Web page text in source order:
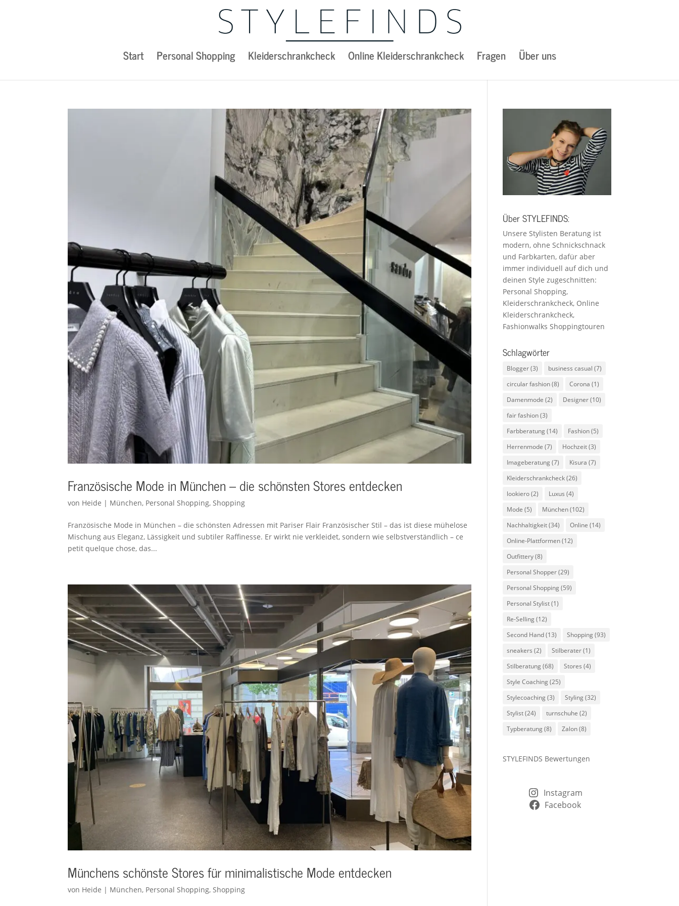
Start Personal Shopping Kleiderschrankcheck Online Kleiderschrankcheck Fragen Über uns
Französische Mode in München – die schönsten Stores entdecken
von Heide | München, Personal Shopping, Shopping
Französische Mode in München – die schönsten Adressen mit Pariser Flair Französischer Stil – das ist diese mühelose
Mischung aus Eleganz, Lässigkeit und subtiler Raffinesse. Er wirkt nie verkleidet, sondern wie selbstverständlich – ce
petit quelque chose, das...
Münchens schönste Stores für minimalistische Mode entdecken
von Heide | München, Personal Shopping,Shopping
Über STYLEFINDS:
Unsere Stylisten Beratung ist
modern, ohne Schnickschnack
und Farbkarten, dafür aber
immer individuell auf dich und
deinen Style zugeschnitten:
Personal Shopping,
Kleiderschrankcheck, Online
Kleiderschrankcheck,
Fashionwalks Shoppingtouren
Schlagwörter
Blogger(3) business casual (7)
circular fashion(8) Corona (1)
Damenmode (2) Designer(10)
fair fashion(3)
Farbberatung(14) Fashion(5)
Herrenmode (7) Hochzeit(3)
Imageberatung(7) Kisura (7)
Kleiderschrankcheck(26)
lookiero(2) Luxus (4)
Mode (5) München(102)
Nachhaltigkeit(34) Online (14)
Online-Plattformen(12)
Outfittery(8)
Personal Shopper(29)
Personal Shopping(59)
Personal Stylist(1)
Re-Selling(12)
Second Hand(13) Shopping(93)
sneakers (2) Stilberater(1)
Stilberatung(68) Stores (4)
Style Coaching(25)
Stylecoaching(3) Styling(32)
Stylist(24) turnschuhe (2)
Typberatung(8) Zalon(8)
STYLEFINDS Bewertungen
Instagram
Facebook